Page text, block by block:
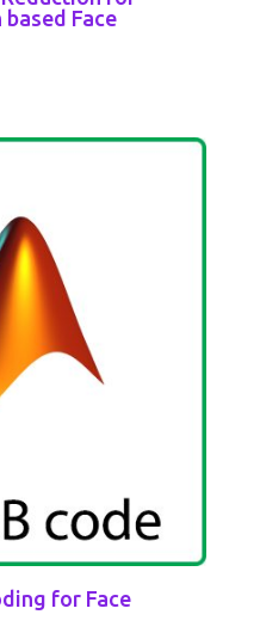
Face
for Face